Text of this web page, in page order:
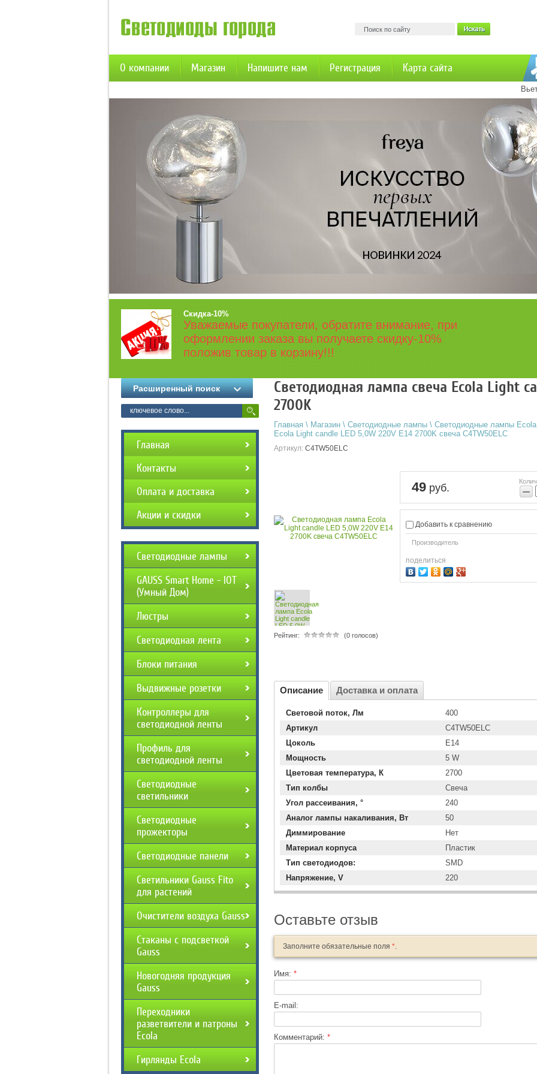
О компании Магазин Напишите нам Регистрация Карта сайта
Скидка-10%
Уважаемые покупатели, обратите внимание, при
оформлении заказа вы получаете скидку-10%
положив товар в корзину!!!
Светодиодная лампа свеча Ecola Light
2700K
Главная \ Магазин \ Светодиодные лампы \ Светодиодные лампы Ecola
Ecola Light candle LED 5,0W 220V E14 2700K свеча C4TW50ELC
Артикул: C4TW50ELC
Рейтинг: (0 голосов)
49 руб. −
Добавить к сравнению
Производитель
поделиться
Описание Доставка и оплата
Световой поток, Лм
400
Артикул
C4TW50ELC
Цоколь
E14
Мощность
5 W
Цветовая температура, К
2700
Тип колбы
Свеча
Угол рассеивания, °
240
Аналог лампы накаливания, Вт
50
Диммирование
Нет
Материал корпуса
Пластик
Тип светодиодов:
SMD
Напряжение, V
220
Оставьте отзыв
Заполните обязательные поля *.
Имя: *
E-mail:
Комментарий: *
Расширенный поиск
Главная
Контакты
Оплата и доставка
Акции и скидки
Светодиодные лампы
GAUSS Smart Home - IOT
(Умный Дом)
Люстры
Светодиодная лента
Блоки питания
Выдвижные розетки
Контроллеры для
светодиодной ленты
Профиль для
светодиодной ленты
Светодиодные
светильники
Светодиодные
прожекторы
Светодиодные панели
Светильники Gauss Fito
для растений
Очистители воздуха Gauss
Стаканы с подсветкой
Gauss
Новогодняя продукция
Gauss
Переходники
разветвители и патроны
Ecola
Гирлянды Ecola